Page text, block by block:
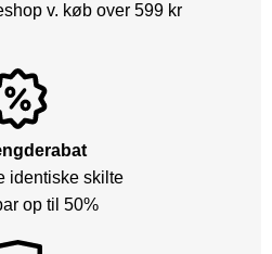
v. køb over 599 kr
identiske skilte
op til 50%